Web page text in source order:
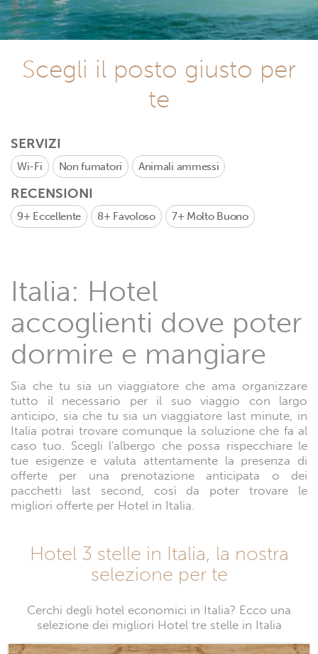
Scegli il posto giusto per
te
SERVIZI
Wi-Fi Non fumatori Animali ammessi
RECENSIONI
9+ Eccellente 8+ Favoloso 7+ Molto Buono
Italia: Hotel
accoglienti dove poter
dormire e mangiare
Sia che tu sia un viaggiatore che ama organizzare
tutto il necessario per il suo viaggio con largo
anticipo, sia che tu sia un viaggiatore last minute, in
Italia potrai trovare comunque la soluzione che fa al
caso tuo. Scegli l'albergo che possa rispecchiare le
tue esigenze e valuta attentamente la presenza di
offerte per una prenotazione anticipata o dei
pacchetti last second, così da poter trovare le
migliori offerte per Hotel in Italia.
Hotel 3 stelle in Italia, la nostra
selezione per te
Cerchi degli hotel economici in Italia? Ecco una
selezione dei migliori Hotel tre stelle in Italia